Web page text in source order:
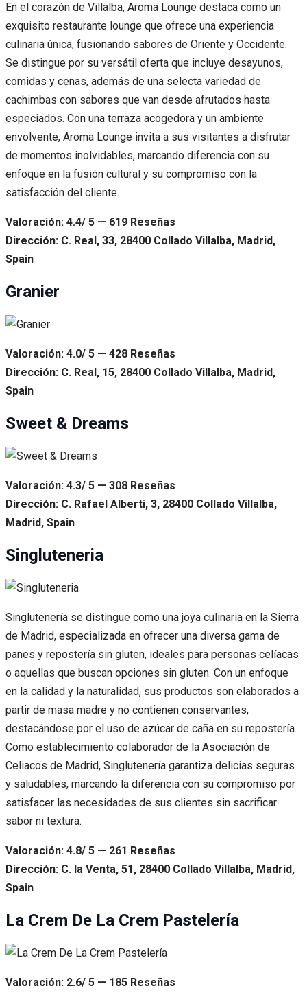
En el corazón de Villalba, Aroma Lounge destaca como un
exquisito restaurante lounge que ofrece una experiencia
culinaria única, fusionando sabores de Oriente y Occidente.
Se distingue por su versátil oferta que incluye desayunos,
comidas y cenas, además de una selecta variedad de
cachimbas con sabores que van desde afrutados hasta
especiados. Con una terraza acogedora y un ambiente
envolvente, Aroma Lounge invita a sus visitantes a disfrutar
de momentos inolvidables, marcando diferencia con su
enfoque en la fusión cultural y su compromiso con la
satisfacción del cliente.
Valoración: 4.4/ 5 — 619 Reseñas
Dirección: C. Real, 33, 28400 Collado Villalba, Madrid,
Spain
Granier
Valoración: 4.0/ 5 — 428 Reseñas
Dirección: C. Real, 15, 28400 Collado Villalba, Madrid,
Spain
Sweet & Dreams
Valoración: 4.3/ 5 — 308 Reseñas
Dirección: C. Rafael Alberti, 3, 28400 Collado Villalba,
Madrid, Spain
Singluteneria
Singlutenería se distingue como una joya culinaria en la Sierra
de Madrid, especializada en ofrecer una diversa gama de
panes y repostería sin gluten, ideales para personas celíacas
o aquellas que buscan opciones sin gluten. Con un enfoque
en la calidad y la naturalidad, sus productos son elaborados a
partir de masa madre y no contienen conservantes,
destacándose por el uso de azúcar de caña en su repostería.
Como establecimiento colaborador de la Asociación de
Celiacos de Madrid, Singlutenería garantiza delicias seguras
y saludables, marcando la diferencia con su compromiso por
satisfacer las necesidades de sus clientes sin sacrificar
sabor ni textura.
Valoración: 4.8/ 5 — 261 Reseñas
Dirección: C. la Venta, 51, 28400 Collado Villalba, Madrid,
Spain
La Crem De La Crem Pastelería
Valoración: 2.6/ 5 — 185 Reseñas